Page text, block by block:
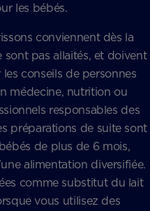
les bébés.
conviennent dès la
sont pas allaités, et doivent
conseils de personnes
médecine, nutrition ou
responsables des
préparations de suite sont
de plus de 6 mois,
alimentation diversifiée.
comme substitut du lait
vous utilisez des